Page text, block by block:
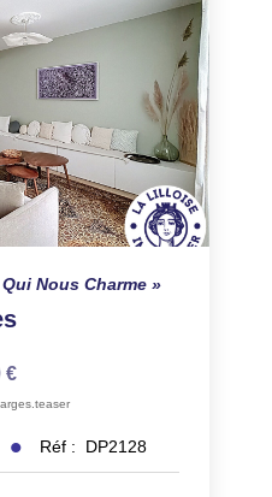
Nous Charme
€
Réf : DP2128